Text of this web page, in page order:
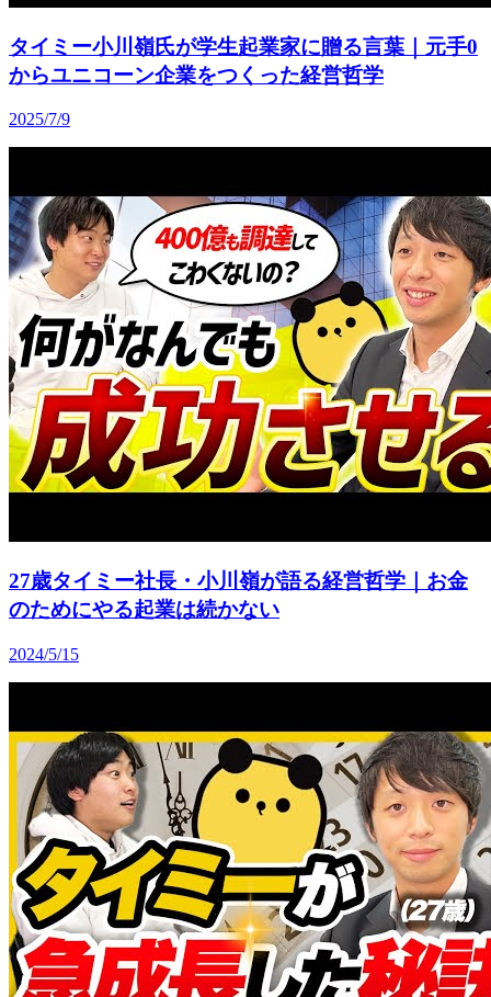
タイミー小川嶺氏が学生起業家に贈る言葉｜元手0
からユニコーン企業をつくった経営哲学
2025/7/9
27歳タイミー社長・小川嶺が語る経営哲学｜お金
のためにやる起業は続かない
2024/5/15